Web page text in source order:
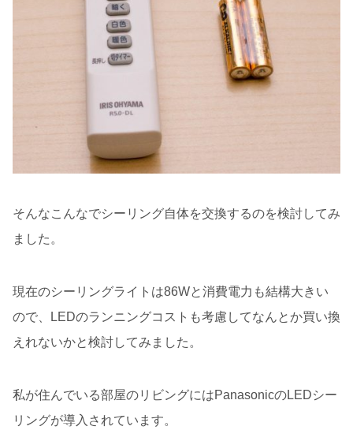
そんなこんなでシーリング自体を交換するのを検討してみ
ました。
現在のシーリングライトは86Wと消費電力も結構大きい
ので、LEDのランニングコストも考慮してなんとか買い換
えれないかと検討してみました。
私が住んでいる部屋のリビングにはPanasonicのLEDシー
リングが導入されています。